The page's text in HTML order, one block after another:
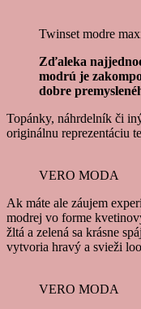
Twinset modre
Zďaleka
modrú je
dobre
Topánky, náhrdelník či
originálnu reprezentáciu
VERO MODA
Ak máte ale záujem
modrej vo forme
žltá a zelená sa krásne
vytvoria hravý a svieži
VERO MODA